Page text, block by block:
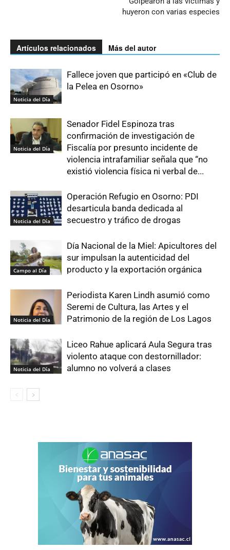
huyeron con varias especies
Artículos relacionados Más del autor
Noticia del Día
Fallece joven que participó en «Club de
la Pelea en Osorno»
Noticia del Día
Senador Fidel Espinoza tras
confirmación de investigación de
Fiscalía por presunto incidente de
violencia intrafamiliar señala que “no
existió violencia física ni verbal de...
Noticia del Día
Operación Refugio en Osorno: PDI
desarticula banda dedicada al
secuestro y tráfico de drogas
Campo al Día
Día Nacional de la Miel: Apicultores del
sur impulsan la autenticidad del
producto y la exportación orgánica
Noticia del Día
Periodista Karen Lindh asumió como
Seremi de Cultura, las Artes y el
Patrimonio de la región de Los Lagos
Noticia del Día
Liceo Rahue aplicará Aula Segura tras
violento ataque con destornillador:
alumno no volverá a clases